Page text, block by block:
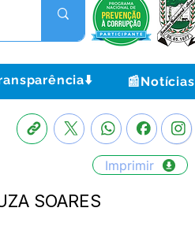
📰Notícias
Imprimir
SOARES